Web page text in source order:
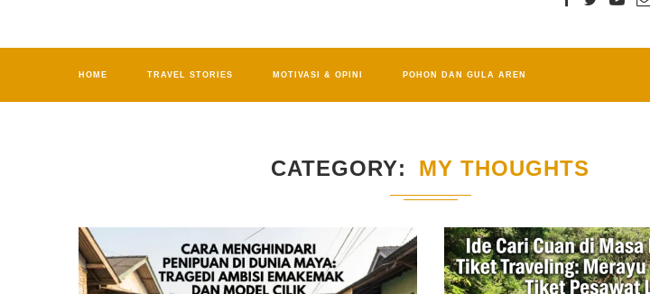
HOME TRAVEL STORIES MOTIVASI & OPINI POHON DAN GULA AREN
CATEGORY MY THOUGHTS